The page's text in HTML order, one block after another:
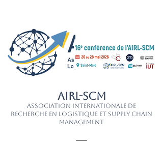
AIRL-SCM
Association Internationale de
Recherche en Logistique et Supply Chain
Management